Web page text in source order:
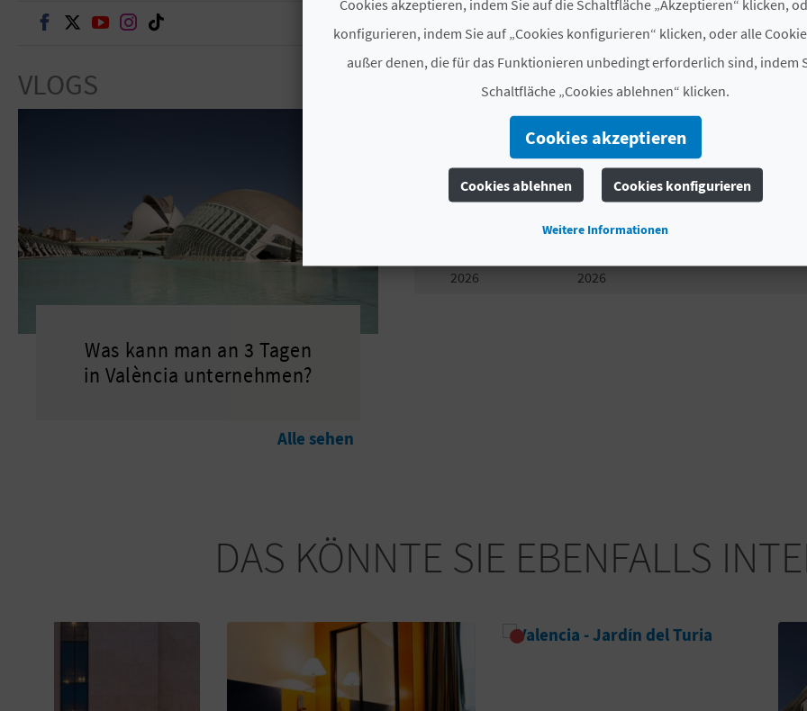
Weiter auf Facebook
Weiter auf Twitter
Weiter auf Youtube
Weiter auf Instagram
VLOGS
Was kann man an 3 Tagen
in València unternehmen?
Alle sehen
Nicht ohne Grund hat es sich als
valencianischen Kalender etabliert.
*Es ist ratsam, vorab die offiziellen Informationen
# VERFÜGBARKEIT
Startdatum Enddatum Mo
2026
2026
DAS KÖNNTE SIE EBENFALLS
Cookies akzeptieren, indem Sie auf die Schaltfläche „Akzeptieren“ klicken,
konfigurieren, indem Sie auf „Cookies konfigurieren“ klicken, oder alle
außer denen, die für das Funktionieren unbedingt erforderlich sind, indem
Schaltfläche „Cookies ablehnen“ klicken.
Cookies akzeptieren
Cookies ablehnen Cookies konfigurieren
Weitere Informationen